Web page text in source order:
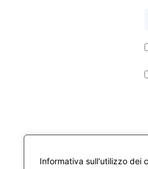
Informativa sull'utilizzo dei